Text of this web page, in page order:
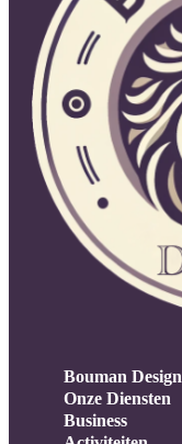
Bouman Design
Onze Diensten
Business